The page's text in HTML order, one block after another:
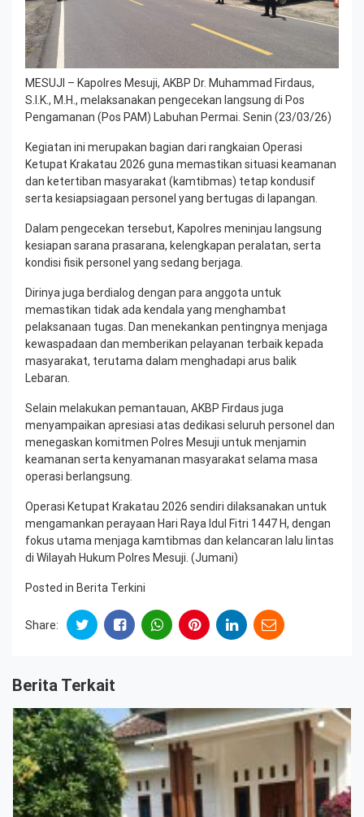
MESUJI – Kapolres Mesuji, AKBP Dr. Muhammad Firdaus,
S.I.K., M.H., melaksanakan pengecekan langsung di Pos
Pengamanan (Pos PAM) Labuhan Permai. Senin (23/03/26)
Kegiatan ini merupakan bagian dari rangkaian Operasi
Ketupat Krakatau 2026 guna memastikan situasi keamanan
dan ketertiban masyarakat (kamtibmas) tetap kondusif
serta kesiapsiagaan personel yang bertugas di lapangan.
Dalam pengecekan tersebut, Kapolres meninjau langsung
kesiapan sarana prasarana, kelengkapan peralatan, serta
kondisi fisik personel yang sedang berjaga.
Dirinya juga berdialog dengan para anggota untuk
memastikan tidak ada kendala yang menghambat
pelaksanaan tugas. Dan menekankan pentingnya menjaga
kewaspadaan dan memberikan pelayanan terbaik kepada
masyarakat, terutama dalam menghadapi arus balik
Lebaran.
Selain melakukan pemantauan, AKBP Firdaus juga
menyampaikan apresiasi atas dedikasi seluruh personel dan
menegaskan komitmen Polres Mesuji untuk menjamin
keamanan serta kenyamanan masyarakat selama masa
operasi berlangsung.
Operasi Ketupat Krakatau 2026 sendiri dilaksanakan untuk
mengamankan perayaan Hari Raya Idul Fitri 1447 H, dengan
fokus utama menjaga kamtibmas dan kelancaran lalu lintas
di Wilayah Hukum Polres Mesuji. (Jumani)
Posted in Berita Terkini
Share:
Berita Terkait